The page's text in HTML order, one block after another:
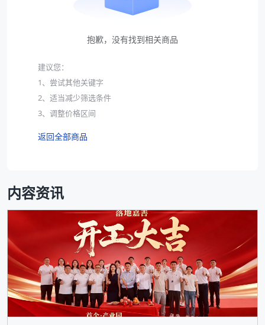
抱歉，没有找到相关商品
建议您：
1、尝试其他关键字
2、适当减少筛选条件
3、调整价格区间
返回全部商品
内容资讯